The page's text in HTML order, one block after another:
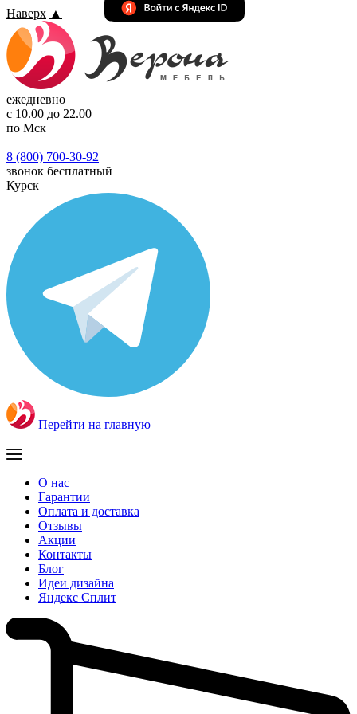
Наверх ▲
ежедневно
с 10.00 до 22.00
по Мск
8 (800) 700-30-92
звонок бесплатный
Курск
Перейти на главную
О нас
Гарантии
Оплата и доставка
Отзывы
Акции
Контакты
Блог
Идеи дизайна
Яндекс Сплит